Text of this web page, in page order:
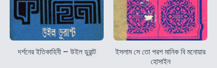
দর্শনের ইতিকাহিনী – উইল ডুরান্ট
ইসলাম সে তো পরশ মানিক বি মনোয়ার
হোসাইন